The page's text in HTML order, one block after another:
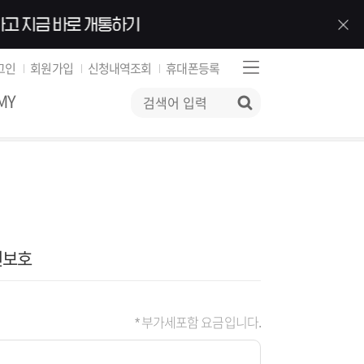
인 회원가입 신청내역조회 휴대폰등록
검색
호
* 부가세포함 요금입니다.